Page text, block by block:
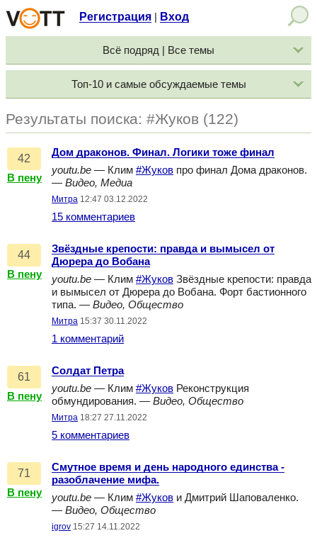
Регистрация Вход
Всё подряд | Все темы
Топ-10 и самые обсуждаемые темы
Результаты поиска: #Жуков (122)
42
В пену
Дом драконов. Финал. Логики тоже финал
youtu.be — Клим #Жуков про финал Дома драконов.
— Видео, Медиа
Митра 12:47 03.12.2022
15 комментариев
44
В пену
Звёздные крепости: правда и вымысел от
Дюрера до Вобана
youtu.be — Клим #Жуков Звёздные крепости: правда
и вымысел от Дюрера до Вобана. Форт бастионного
типа. — Видео, Общество
Митра 15:37 30.11.2022
1 комментарий
61
В пену
Солдат Петра
youtu.be — Клим #Жуков Реконструкция
обмундирования. — Видео, Общество
Митра 18:27 27.11.2022
5 комментариев
71
В пену
Смутное время и день народного единства -
разоблачение мифа.
youtu.be — Клим #Жуков и Дмитрий Шаповаленко.
— Видео, Общество
igrov 15:27 14.11.2022